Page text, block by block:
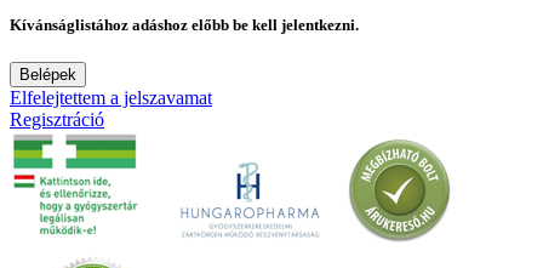
Kívánságlistához adáshoz előbb be kell jelentkezni.
Belépek
Elfelejtettem a jelszavamat
Regisztráció